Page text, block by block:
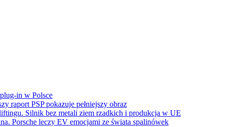
in w Polsce
raport PSP pokazuje pełniejszy obraz
Silnik bez metali ziem rzadkich i produkcja w UE
Porsche leczy EV emocjami ze świata spalinówek